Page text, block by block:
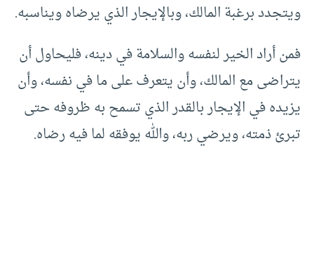
ويتجدد برغبة المالك، وبالإيجار الذي يرضاه ويناسبه.
فمن أراد الخير لنفسه والسلامة في دينه، فليحاول أن
يتراضى مع المالك، وأن يتعرف على ما في نفسه، وأن
يزيده في الإيجار بالقدر الذي تسمح به ظروفه حتى
تبرئ ذمته، ويرضي ربه، والله يوفقه لما فيه رضاه.